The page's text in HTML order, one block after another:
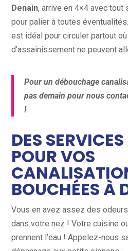
Denain, arrive en 4×4 avec tout
pour palier à toutes
est idéal pour circuler partout
d’assainissement ne peuvent
Pour un débouchage
pas demain pour nous
!
DES
POUR VOS
BOUCHÉES À
Vous en avez assez des odeurs
dans votre nez ! Votre cuisine
prennent l’eau ! Appelez-nous